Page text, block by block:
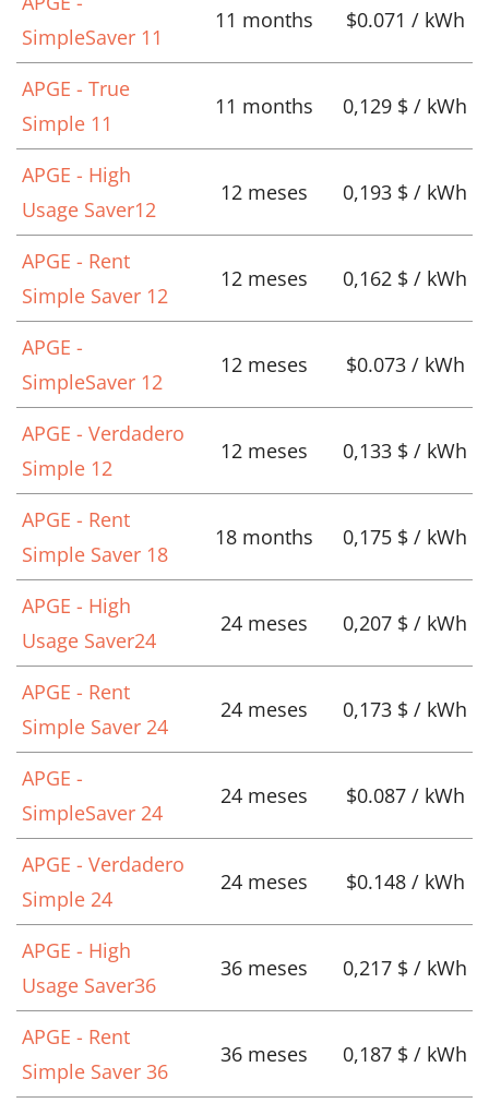
SimpleSaver 11
11 months $0.071 / kWh
APGE - True
Simple 11
11 months 0,129 $ / kWh
APGE - High
Usage Saver12
12 meses 0,193 $ / kWh
APGE - Rent
Simple Saver 12
12 meses 0,162 $ / kWh
APGE -
SimpleSaver 12
12 meses $0.073 / kWh
APGE - Verdadero
Simple 12
12 meses 0,133 $ / kWh
APGE - Rent
Simple Saver 18
18 months 0,175 $ / kWh
APGE - High
Usage Saver24
24 meses 0,207 $ / kWh
APGE - Rent
Simple Saver 24
24 meses 0,173 $ / kWh
APGE -
SimpleSaver 24
24 meses $0.087 / kWh
APGE - Verdadero
Simple 24
24 meses $0.148 / kWh
APGE - High
Usage Saver36
36 meses 0,217 $ / kWh
APGE - Rent
Simple Saver 36
36 meses 0,187 $ / kWh